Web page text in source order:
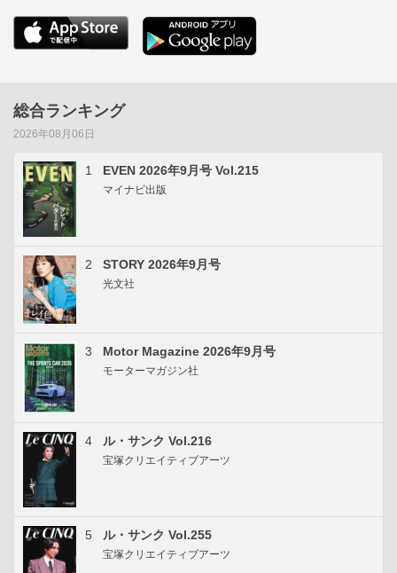
総合ランキング
2026年08月06日
1 EVEN 2026年9月号 Vol.215
マイナビ出版
2 STORY 2026年9月号
光文社
3 Motor Magazine 2026年9月号
モーターマガジン社
4 ル・サンク Vol.216
宝塚クリエイティブアーツ
5 ル・サンク Vol.255
宝塚クリエイティブアーツ